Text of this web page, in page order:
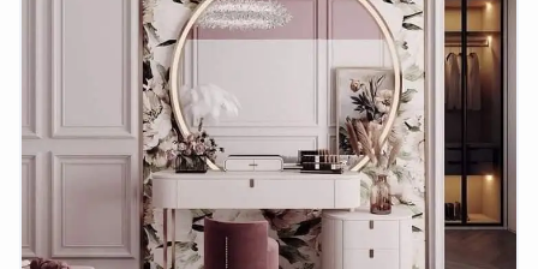
EN
تسجيل
الدخول
اشترك
الآن